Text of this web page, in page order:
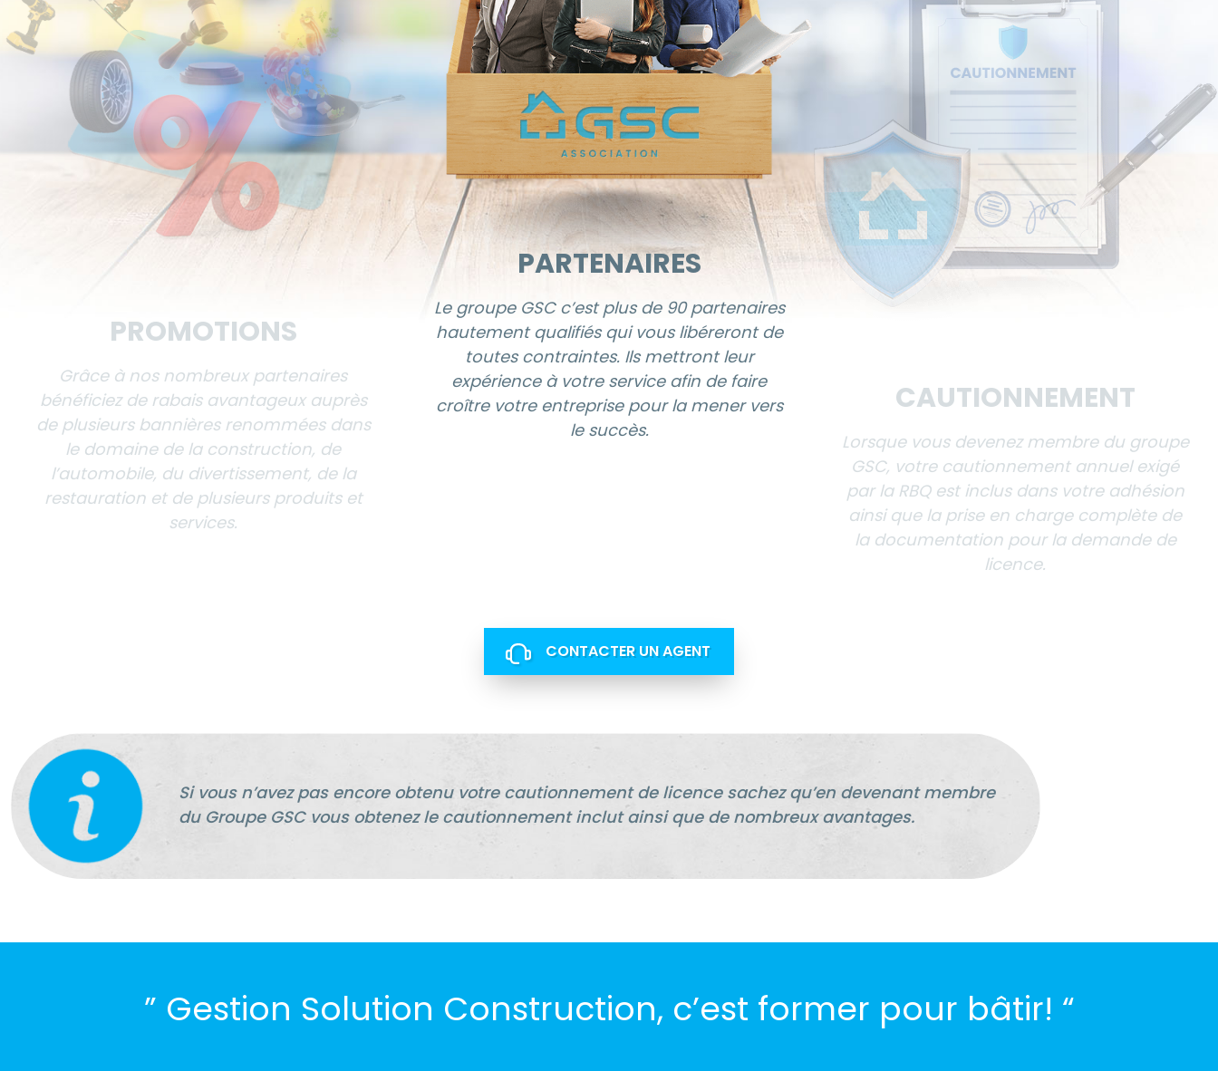
PARTENAIRES
hautement qualifiés qui vous libéreront de
expérience à votre service afin de faire
croître votre entreprise pour la mener vers
le succès.
CAUTIONNEMENT
Lorsque vous devenez membre du groupe
bénéficiez de rabais avantageux auprès
le domaine de la construction, de
l’automobile, du divertissement, de la
restauration et de plusieurs produits et
services.
CONTACTER UN AGENT
Si vous n’avez pas encore obtenu votre cautionnement de licence sachez qu’en devenant membre
du Groupe GSC vous obtenez le cautionnement inclut ainsi que de nombreux avantages.
” Gestion Solution Construction, c’est former pour bâtir! “